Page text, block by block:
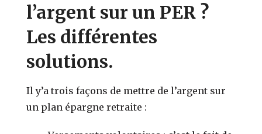
l’argent sur un PER ?
Les différentes
solutions.
Il y’a trois façons de mettre de l’argent sur
un plan épargne retraite :